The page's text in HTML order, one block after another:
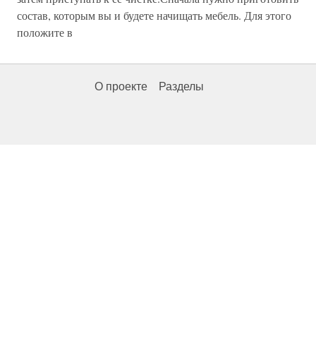
состав, которым вы и будете начищать мебель. Для этого
положите в
О проекте Разделы